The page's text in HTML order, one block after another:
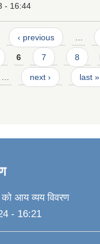
- 16:44
‹ previous …
6 7 8
… next › last »
आय व्यय विवरण
- 16:21